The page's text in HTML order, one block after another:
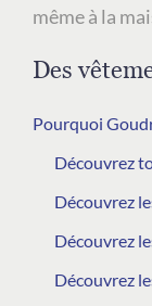
même à la
Des
Pourquoi
Découvrez
Découvrez
Découvrez
Découvrez